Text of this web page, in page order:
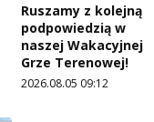
Ruszamy z kolejną
podpowiedzią w
naszej Wakacyjnej
Grze Terenowej!
2026.08.05 09:12